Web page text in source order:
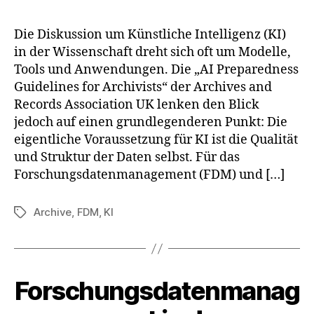
Die Diskussion um Künstliche Intelligenz (KI)
in der Wissenschaft dreht sich oft um Modelle,
Tools und Anwendungen. Die „AI Preparedness
Guidelines for Archivists“ der Archives and
Records Association UK lenken den Blick
jedoch auf einen grundlegenderen Punkt: Die
eigentliche Voraussetzung für KI ist die Qualität
und Struktur der Daten selbst. Für das
Forschungsdatenmanagement (FDM) und […]
Schlagwörter
Archive, FDM, KI
Forschungsdatenmanag